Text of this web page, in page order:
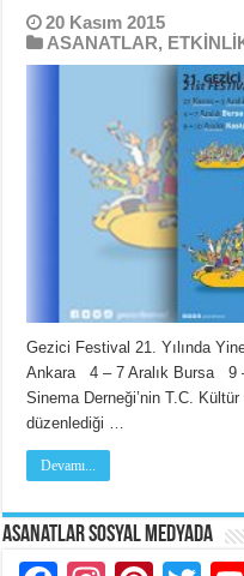
20 Kasım 2015
ASANATLAR,
Gezici Festival 21. Yılında
Ankara 4 – 7 Aralık Bursa 9
Sinema Derneği’nin T.C. Kültür
düzenlediği …
Devamı...
Asanatlar Sosyal Medyada